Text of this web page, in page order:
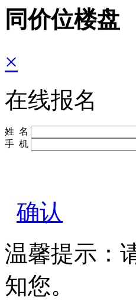
同价位楼盘
×
在线报名
姓 名
手 机
确认
温馨提示：
知您。